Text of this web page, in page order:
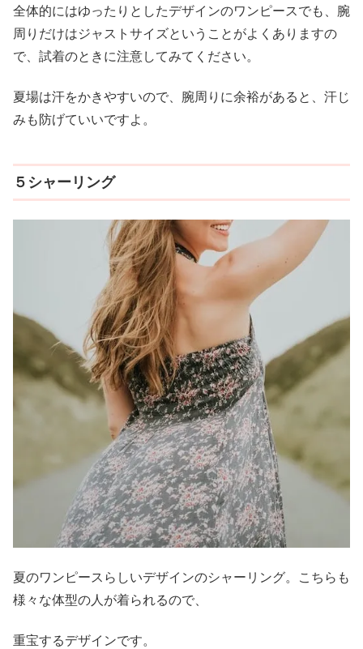
全体的にはゆったりとしたデザインのワンピースでも、腕
周りだけはジャストサイズということがよくありますの
で、試着のときに注意してみてください。
夏場は汗をかきやすいので、腕周りに余裕があると、汗じ
みも防げていいですよ。
５シャーリング
夏のワンピースらしいデザインのシャーリング。こちらも
様々な体型の人が着られるので、
重宝するデザインです。